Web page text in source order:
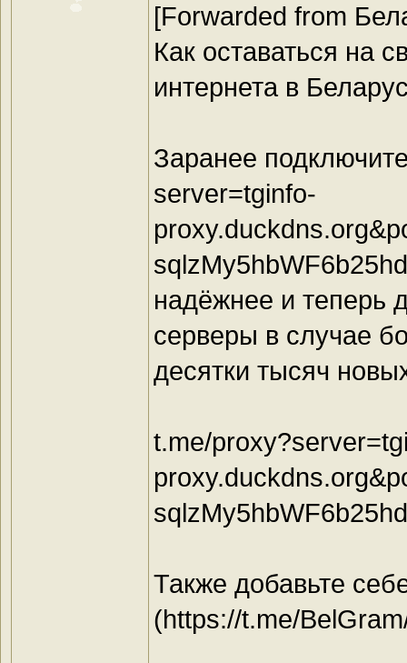
[Forwarded from
Как оставаться на
интернета в
Заранее
server=tginfo-
надёжнее и теперь
серверы в случае
десятки тысяч
t.me/
Также добавьте
(https://t.me/